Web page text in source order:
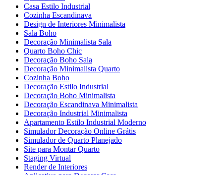
Casa Estilo Industrial
Cozinha Escandinava
Design de Interiores Minimalista
Sala Boho
Decoração Minimalista Sala
Quarto Boho Chic
Decoração Boho Sala
Decoração Minimalista Quarto
Cozinha Boho
Decoração Estilo Industrial
Decoração Boho Minimalista
Decoração Escandinava Minimalista
Decoração Industrial Minimalista
Apartamento Estilo Industrial Moderno
Simulador Decoração Online Grátis
Simulador de Quarto Planejado
Site para Montar Quarto
Staging Virtual
Render de Interiores